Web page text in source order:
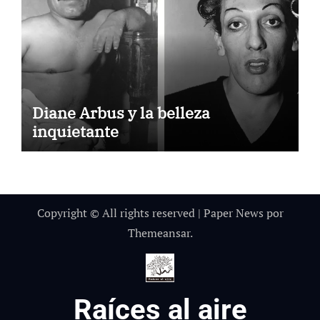
Diane Arbus y la belleza
inquietante
Copyright © All rights reserved | Paper News por
Themeansar.
Raíces al aire